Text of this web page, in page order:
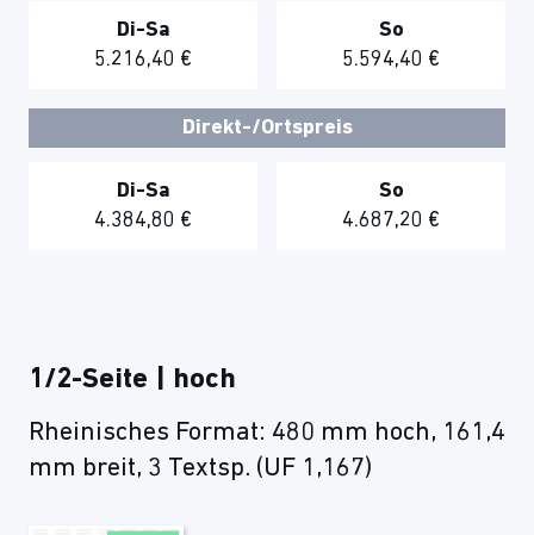
Di-Sa
5.216,40 €
So
5.594,40 €
Direkt-/Ortspreis
Di-Sa
4.384,80 €
So
4.687,20 €
1/2-Seite | hoch
Rheinisches Format: 480 mm hoch, 161,4
mm breit, 3 Textsp. (UF 1,167)